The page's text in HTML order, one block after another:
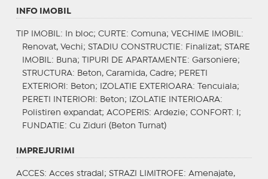
INFO IMOBIL
TIP IMOBIL : In bloc; CURTE : Comuna; VECHIME IMOBIL :
Renovat, Vechi; STADIU CONSTRUCTIE : Finalizat; STARE
IMOBIL : Buna; TIPURI DE APARTAMENTE : Garsoniere;
STRUCTURA: Beton, Caramida, Cadre; PERETI
EXTERIORI : Beton; IZOLATIE EXTERIOARA: Tencuiala;
PERETI INTERIORI : Beton; IZOLATIE INTERIOARA:
Polistiren expandat; ACOPERIS: Ardezie; CONFORT : I;
FUNDATIE : Cu Ziduri (Beton Turnat)
IMPREJURIMI
ACCES: Acces stradal; STRAZI LIMITROFE : Amenajate,